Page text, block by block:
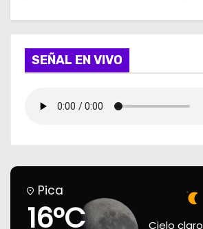
SEÑAL EN VIVO
Pica
16°C Cielo claro